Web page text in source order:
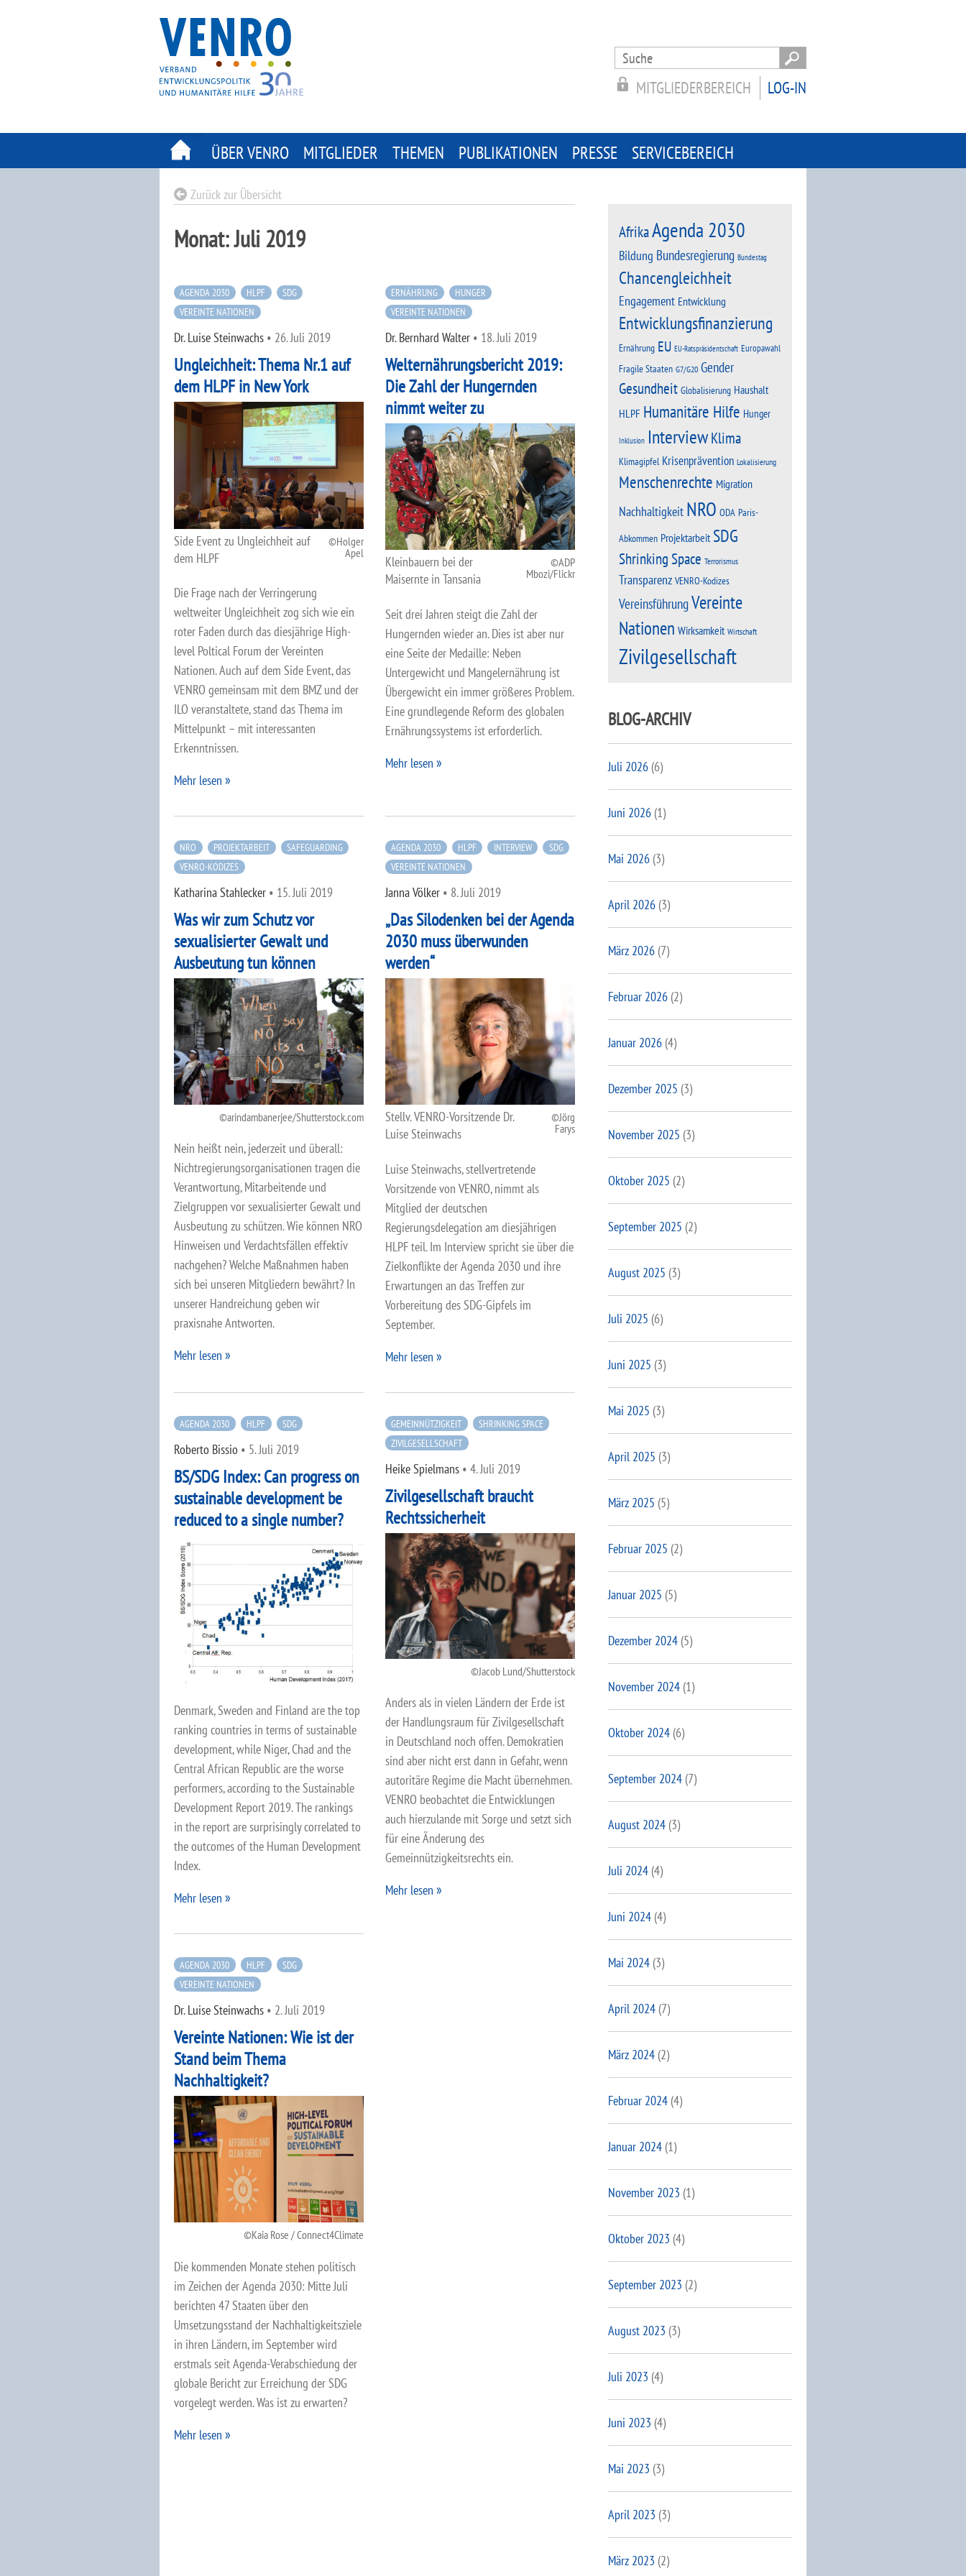
Search
for:
LOG-IN
MITGLIEDERBEREICH
ÜBER VENRO MITGLIEDER THEMEN PUBLIKATIONEN PRESSE SERVICEBEREICH
Zurück zur Übersicht
Monat:Juli 2019
AGENDA 2030 HLPF
SDG
VEREINTE NATIONEN
Dr. Luise Steinwachs • 26. Juli 2019
Ungleichheit: Thema Nr.1 auf
dem HLPF in New York
Side Event zu Ungleichheit auf
dem HLPF
Holger
Apel
Die Frage nach der Verringerung
weltweiter Ungleichheit zog sich wie ein
roter Faden durch das diesjährige High-
level Poltical Forum der Vereinten
Nationen. Auch auf dem Side Event, das
VENRO gemeinsam mit dem BMZ und der
ILO veranstaltete, stand das Thema im
Mittelpunkt – mit interessanten
Erkenntnissen.
Mehr lesen
ERNÄHRUNG
HUNGER
VEREINTE NATIONEN
Dr. Bernhard Walter• 18. Juli 2019
Welternährungsbericht 2019:
Die Zahl der Hungernden
nimmt weiter zu
Kleinbauern bei der
Maisernte in Tansania
ADP
Mbozi/Flickr
Seit drei Jahren steigt die Zahl der
Hungernden wieder an. Dies ist aber nur
eine Seite der Medaille: Neben
Untergewicht und Mangelernährung ist
Übergewicht ein immer größeres Problem.
Eine grundlegende Reform des globalen
Ernährungssystems ist erforderlich.
Mehr lesen
NRO PROJEKTARBEIT
SAFEGUARDING
VENRO-KODIZES
Katharina Stahlecker • 15. Juli 2019
Was wir zum Schutz vor
sexualisierter Gewalt und
Ausbeutung tun können
arindambanerjee/Shutterstock.com
Nein heißt nein, jederzeit und überall:
Nichtregierungsorganisationen tragen die
Verantwortung, Mitarbeitende und
Zielgruppen vor sexualisierter Gewalt und
Ausbeutung zu schützen. Wie können NRO
Hinweisen und Verdachtsfällen effektiv
nachgehen? Welche Maßnahmen haben
sich bei unseren Mitgliedern bewährt? In
unserer Handreichung geben wir
praxisnahe Antworten.
Mehr lesen
AGENDA 2030 HLPF INTERVIEW
SDG
VEREINTE NATIONEN
Janna Völker• 8. Juli 2019
„Das Silodenken bei der Agenda
2030 muss überwunden
werden“
Stellv. VENRO-Vorsitzende Dr.
Luise Steinwachs
Jörg
Farys
Luise Steinwachs, stellvertretende
Vorsitzende von VENRO, nimmt als
Mitglied der deutschen
Regierungsdelegation am diesjährigen
HLPF teil. Im Interview spricht sie über die
Zielkonflikte der Agenda 2030 und ihre
Erwartungen an das Treffen zur
Vorbereitung des SDG-Gipfels im
September.
Mehr lesen
AGENDA 2030 HLPF SDG
Roberto Bissio • 5. Juli 2019
BS/SDG Index: Can progress on
sustainable development be
reduced to a single number?
Denmark, Sweden and Finland are the top
ranking countries in terms of sustainable
development, while Niger, Chad and the
Central African Republic are the worse
performers, according to the Sustainable
Development Report 2019. The rankings
in the report are surprisingly correlated to
the outcomes of the Human Development
Index.
Mehr lesen
GEMEINNÜTZIGKEIT
SHRINKING SPACE
ZIVILGESELLSCHAFT
Heike Spielmans• 4. Juli 2019
Zivilgesellschaft braucht
Rechtssicherheit
Jacob Lund/Shutterstock
Anders als in vielen Ländern der Erde ist
der Handlungsraum für Zivilgesellschaft
in Deutschland noch offen. Demokratien
sind aber nicht erst dann in Gefahr, wenn
autoritäre Regime die Macht übernehmen.
VENRO beobachtet die Entwicklungen
auch hierzulande mit Sorge und setzt sich
für eine Änderung des
Gemeinnützigkeitsrechts ein.
Mehr lesen
AGENDA 2030 HLPF
SDG
VEREINTE NATIONEN
Dr. Luise Steinwachs • 2. Juli 2019
Vereinte Nationen: Wie ist der
Stand beim Thema
Nachhaltigkeit?
Kaia Rose / Connect4Climate
Die kommenden Monate stehen politisch
im Zeichen der Agenda 2030: Mitte Juli
berichten 47 Staaten über den
Umsetzungsstand der Nachhaltigkeitsziele
in ihren Ländern, im September wird
erstmals seit Agenda-Verabschiedung der
globale Bericht zur Erreichung der SDG
vorgelegt werden. Was ist zu erwarten?
Mehr lesen
AfrikaAgenda 2030
Bildung Bundesregierung Bundestag
Chancengleichheit
Engagement Entwicklung
Entwicklungsfinanzierung
Ernährung EU EU-Ratspräsidentschaft Europawahl
Fragile Staaten G7/G20 Gender
Gesundheit Globalisierung Haushalt
HLPF Humanitäre Hilfe Hunger
Inklusion Interview Klima
Klimagipfel Krisenprävention Lokalisierung
Menschenrechte Migration
Nachhaltigkeit NRO ODA Paris-
Abkommen Projektarbeit SDG
Shrinking Space Terrorismus
Transparenz VENRO-Kodizes
VereinsführungVereinte
Nationen Wirksamkeit Wirtschaft
Zivilgesellschaft
BLOG-ARCHIV
Juli 2026(6)
Juni 2026(1)
Mai 2026(3)
April 2026(3)
März 2026(7)
Februar 2026(2)
Januar 2026(4)
Dezember 2025 (3)
November 2025 (3)
Oktober 2025 (2)
September 2025 (2)
August 2025 (3)
Juli 2025 (6)
Juni 2025 (3)
Mai 2025 (3)
April 2025 (3)
März 2025 (5)
Februar 2025 (2)
Januar 2025 (5)
Dezember 2024(5)
November 2024(1)
Oktober 2024(6)
September 2024(7)
August 2024(3)
Juli 2024(4)
Juni 2024(4)
Mai 2024(3)
April 2024(7)
März 2024(2)
Februar 2024(4)
Januar 2024(1)
November 2023 (1)
Oktober 2023 (4)
September 2023 (2)
August 2023 (3)
Juli 2023 (4)
Juni 2023 (4)
Mai 2023 (3)
April 2023 (3)
März 2023 (2)